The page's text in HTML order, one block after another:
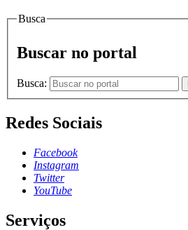
Busca
Buscar no portal
Busca:
Redes Sociais
Facebook
Instagram
Twitter
YouTube
Serviços